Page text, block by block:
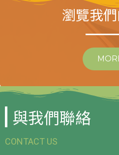
瀏覽我
與我們聯絡
CONTACT US